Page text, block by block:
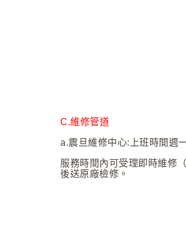
C. 維修管道
a. 震旦維修中心:上班時間週
服務時間內可受理即時維修
後送原廠檢修。